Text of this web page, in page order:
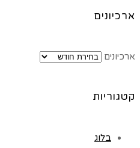
ארכיונים
ארכיונים
קטגוריות
בלוג